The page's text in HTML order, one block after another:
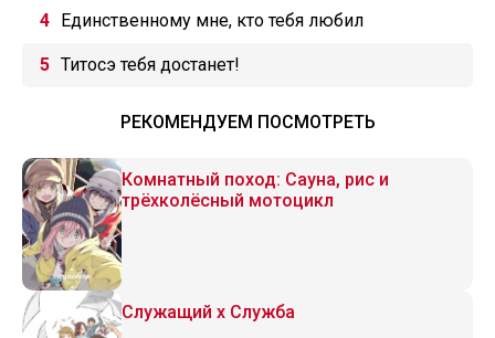
Единственному мне, кто тебя любил
Титосэ тебя достанет!
РЕКОМЕНДУЕМ ПОСМОТРЕТЬ
Комнатный поход: Сауна, рис и
трёхколёсный мотоцикл
Служащий x Служба